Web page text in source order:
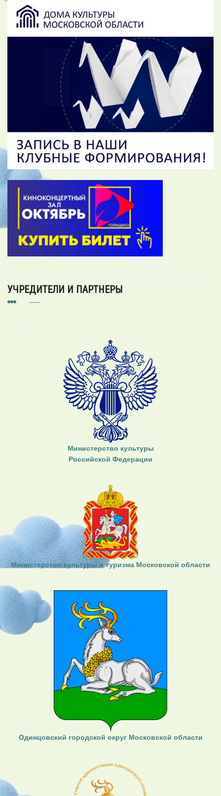
УЧРЕДИТЕЛИ И ПАРТНЕРЫ
Министерство культуры
Российской Федерации
Министерство культуры и туризма Московской области
Одинцовский городской округ Московской области